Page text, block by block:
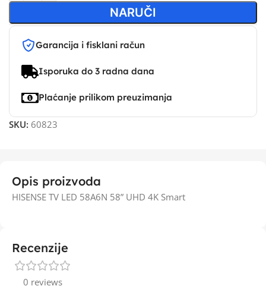
NARUČI
Garancija i fisklani račun
Isporuka do 3 radna dana
Plaćanje prilikom preuzimanja
SKU: 60823
Opis proizvoda
HISENSE TV LED 58A6N 58” UHD 4K Smart
Recenzije
0 reviews